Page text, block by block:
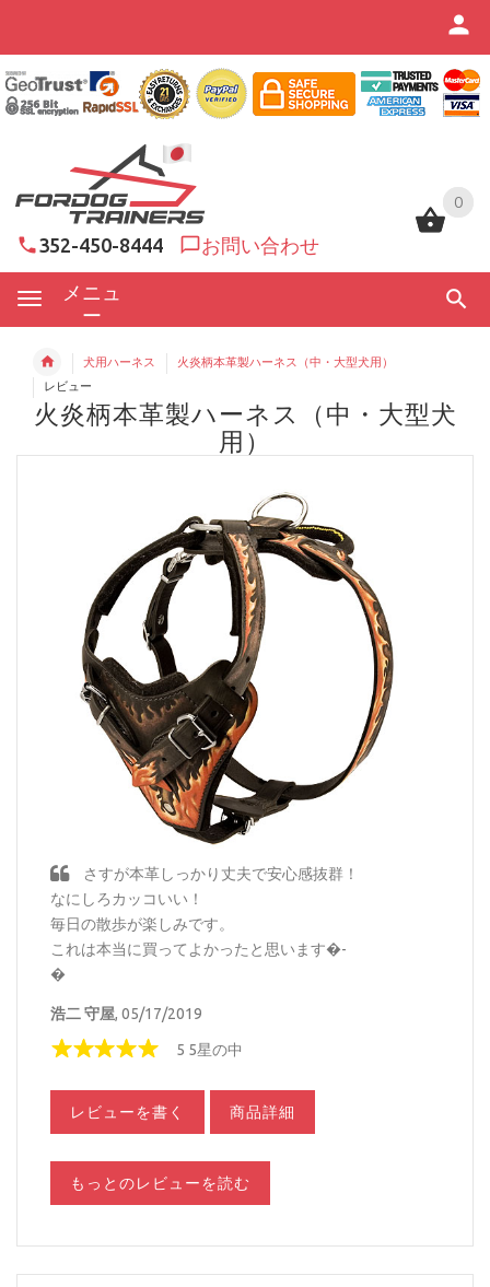
0
352-450-8444 お問い合わせ
メニュ
ー
0
犬用ハーネス
火炎柄本革製ハーネス（中・大型犬用）
レビュー
火炎柄本革製ハーネス（中・大型犬
用）
さすが本革しっかり丈夫で安心感抜群！
なにしろカッコいい！
毎日の散歩が楽しみです。
これは本当に買ってよかったと思います�-
�
浩二 守屋, 05/17/2019
5 5星の中
レビューを書く 商品詳細
もっとのレビューを読む